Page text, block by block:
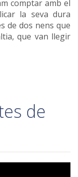
comptar amb el
la seva dura
de dos nens que
que van llegir
de